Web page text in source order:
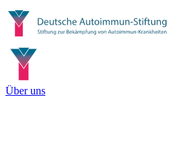
Über uns